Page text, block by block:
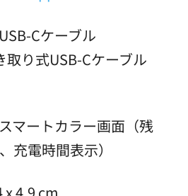
Cケーブル
取り式USB-Cケーブル
マートカラー画面（残
充電時間表示）